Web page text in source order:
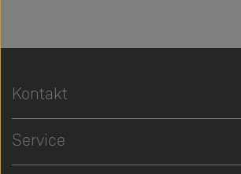
Kontakt
Service